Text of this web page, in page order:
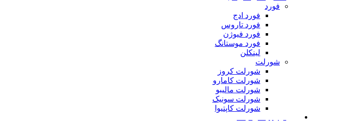
فورد
فورد ادج
فورد تاروس
فورد فیوژن
فورد موستانگ
لینکلن
شورلت
شورلت کروز
شورلت کامارو
شورلت مالیبو
شورلت سونیک
شورلت کاپتیوا